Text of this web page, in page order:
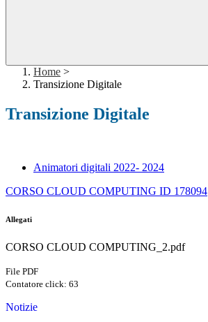
Home >
Transizione Digitale
Transizione Digitale
Animatori digitali 2022- 2024
CORSO CLOUD COMPUTING ID 178094
Allegati
CORSO CLOUD COMPUTING_2.pdf
File PDF
Contatore click: 63
Notizie